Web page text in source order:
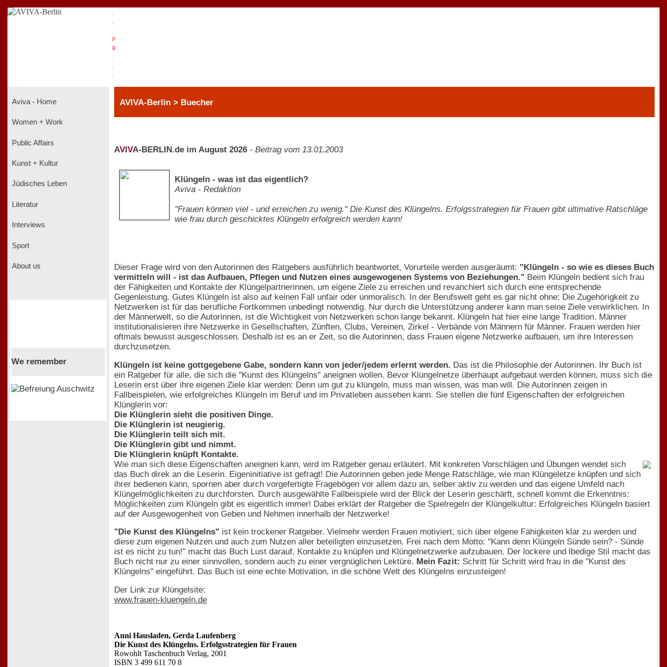
P
R
Aviva - Home
Women + Work
Public Affairs
Kunst + Kultur
Jüdisches Leben
Literatur
Interviews
Sport
About us
We remember
AVIVA-Berlin > Buecher
AV VA-BERLIN.de im August 2026 - Beitrag vom 13.01.2003
Klüngeln - was ist das eigentlich?
Aviva - Redaktion
"Frauen können viel - und erreichen zu wenig." Die Kunst des Klüngelns. Erfolgsstrategien für Frauen gibt ultimative Ratschläge
wie frau durch geschicktes Klüngeln erfolgreich werden kann!
Dieser Frage wird von den Autorinnen des Ratgebers ausführlich beantwortet, Vorurteile werden ausgeräumt: "Klüngeln - so wie es dieses Buch
vermitteln will - ist das Aufbauen, Pflegen und Nutzen eines ausgewogenen Systems von Beziehungen." Beim Klüngeln bedient sich frau
der Fähigkeiten und Kontakte der Klüngelpartnerinnen, um eigene Ziele zu erreichen und revanchiert sich durch eine entsprechende
Gegenleistung. Gutes Klüngeln ist also auf keinen Fall unfair oder unmoralisch. In der Berufswelt geht es gar nicht ohne: Die Zugehörigkeit zu
Netzwerken ist für das berufliche Fortkommen unbedingt notwendig. Nur durch die Unterstützung anderer kann man seine Ziele verwirklichen. In
der Männerwelt, so die Autorinnen, ist die Wichtigkeit von Netzwerken schon lange bekannt. Klüngeln hat hier eine lange Tradition. Männer
institutionalisieren ihre Netzwerke in Gesellschaften, Zünften, Clubs, Vereinen, Zirkel - Verbände von Männern für Männer. Frauen werden hier
oftmals bewusst ausgeschlossen. Deshalb ist es an er Zeit, so die Autorinnen, dass Frauen eigene Netzwerke aufbauen, um ihre Interessen
durchzusetzen.
Klüngeln ist keine gottgegebene Gabe, sondern kann von jeder/jedem erlernt werden. Das ist die Philosophie der Autorinnen. Ihr Buch ist
ein Ratgeber für alle, die sich die "Kunst des Klüngelns" aneignen wollen. Bevor Klüngelnetze überhaupt aufgebaut werden können, muss sich die
Leserin erst über ihre eigenen Ziele klar werden: Denn um gut zu klüngeln, muss man wissen, was man will. Die Autorinnen zeigen in
Fallbeispielen, wie erfolgreiches Klüngeln im Beruf und im Privatleben aussehen kann. Sie stellen die fünf Eigenschaften der erfolgreichen
Klünglerin vor:
Die Klünglerin sieht die positiven Dinge.
Die Klünglerin ist neugierig.
Die Klünglerin teilt sich mit.
Die Klünglerin gibt und nimmt.
Die Klünglerin knüpft Kontakte.
Wie man sich diese Eigenschaften aneignen kann, wird im Ratgeber genau erläutert. Mit konkreten Vorschlägen und Übungen wendet sich
das Buch direk an die Leserin. Eigeninitiative ist gefragt! Die Autorinnen geben jede Menge Ratschläge, wie man Klüngeletze knüpfen und sich
ihrer bedienen kann, spornen aber durch vorgefertigte Fragebögen vor allem dazu an, selber aktiv zu werden und das eigene Umfeld nach
Klüngelmöglichkeiten zu durchforsten. Durch ausgewählte Fallbeispiele wird der Blick der Leserin geschärft, schnell kommt die Erkenntnis:
Möglichkeiten zum Klüngeln gibt es eigentlich immer! Dabei erklärt der Ratgeber die Spielregeln der Klüngelkultur: Erfolgreiches Klüngeln basiert
auf der Ausgewogenheit von Geben und Nehmen innerhalb der Netzwerke!
"Die Kunst des Klüngelns" ist kein trockener Ratgeber. Vielmehr werden Frauen motiviert, sich über eigene Fähigkeiten klar zu werden und
diese zum eigenen Nutzen und auch zum Nutzen aller beteiligten einzusetzen. Frei nach dem Motto: "Kann denn Klüngeln Sünde sein? - Sünde
ist es nicht zu tun!" macht das Buch Lust darauf, Kontakte zu knüpfen und Klüngelnetzwerke aufzubauen. Der lockere und lbedige Stil macht das
Buch nicht nur zu einer sinnvollen, sondern auch zu einer vergnüglichen Lektüre. Mein Fazit: Schritt für Schritt wird frau in die "Kunst des
Klüngelns" eingeführt. Das Buch ist eine echte Motivation, in die schöne Welt des Klüngelns einzusteigen!
Der Link zur Klüngelsite:
www.frauen-kluengeln.de
Anni Hausladen, Gerda Laufenberg
Die Kunst des Klüngelns. Erfolgsstrategien für Frauen
Rowohlt Taschenbuch Verlag, 2001
ISBN 3 499 611 70 8